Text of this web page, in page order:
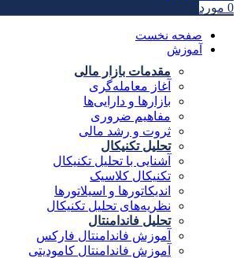
0 مورد
صفحه نخست
آموزش
مقدمات بازار مالی
آغاز معامله‌گری
بازارها و دارایی‌ها
مفاهیم ضروری
ثروت و رشد مالی
تحلیل تکنیکال
آشنایی با تحلیل تکنیکال
تکنیکال کلاسیک
اندیکاتورها و اسیلاتورها
نظریه‌های تحلیل تکنیکال
تحلیل فاندامنتال
آموزش فاندامنتال فارکس
آموزش فاندامنتال کامودیتی